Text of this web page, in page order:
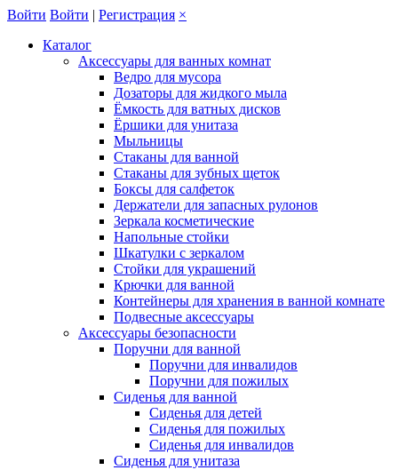
Войти Войти | Регистрация ×
Каталог
Аксессуары для ванных комнат
Ведро для мусора
Дозаторы для жидкого мыла
Ёмкость для ватных дисков
Ёршики для унитаза
Мыльницы
Стаканы для ванной
Стаканы для зубных щеток
Боксы для салфеток
Держатели для запасных рулонов
Зеркала косметические
Напольные стойки
Шкатулки с зеркалом
Стойки для украшений
Крючки для ванной
Контейнеры для хранения в ванной комнате
Подвесные аксессуары
Аксессуары безопасности
Поручни для ванной
Поручни для инвалидов
Поручни для пожилых
Сиденья для ванной
Сиденья для детей
Сиденья для пожилых
Сиденья для инвалидов
Сиденья для унитаза